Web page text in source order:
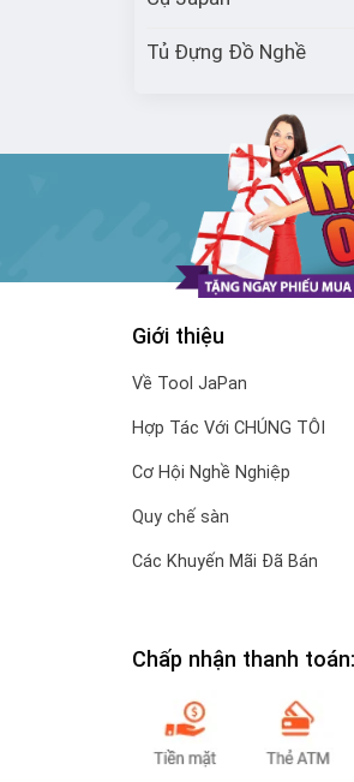
Tủ Đựng Đồ Nghề
Giới thiệu
Về Tool JaPan
Hợp Tác Với CHÚNG TÔI
Cơ Hội Nghề Nghiệp
Quy chế sàn
Các Khuyến Mãi Đã Bán
Chấp nhận thanh toán: